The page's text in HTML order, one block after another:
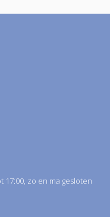
17:00, zo en ma gesloten